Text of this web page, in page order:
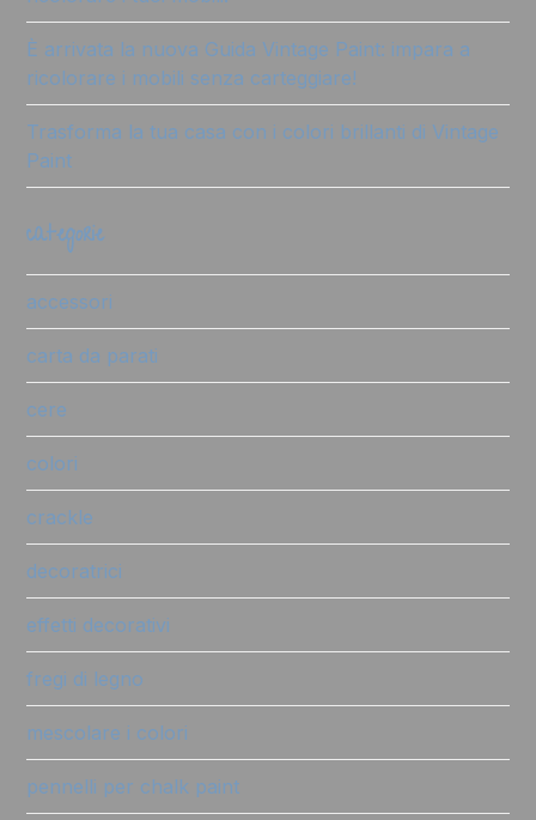
È arrivata la nuova Guida Vintage Paint: impara a
ricolorare i mobili senza carteggiare!
Trasforma la tua casa con i colori brillanti di Vintage
Paint
categorie
accessori
carta da parati
cere
colori
crackle
decoratrici
effetti decorativi
fregi di legno
mescolare i colori
pennelli per chalk paint